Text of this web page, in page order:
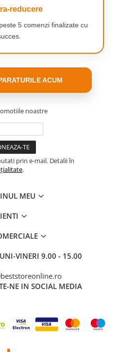
reducere
5 comenzi finalizate cu
ACUM
noastre
prin e-mail. Detalii în
.
MEU
VINERI 9.00 - 15.00
NE IN SOCIAL MEDIA